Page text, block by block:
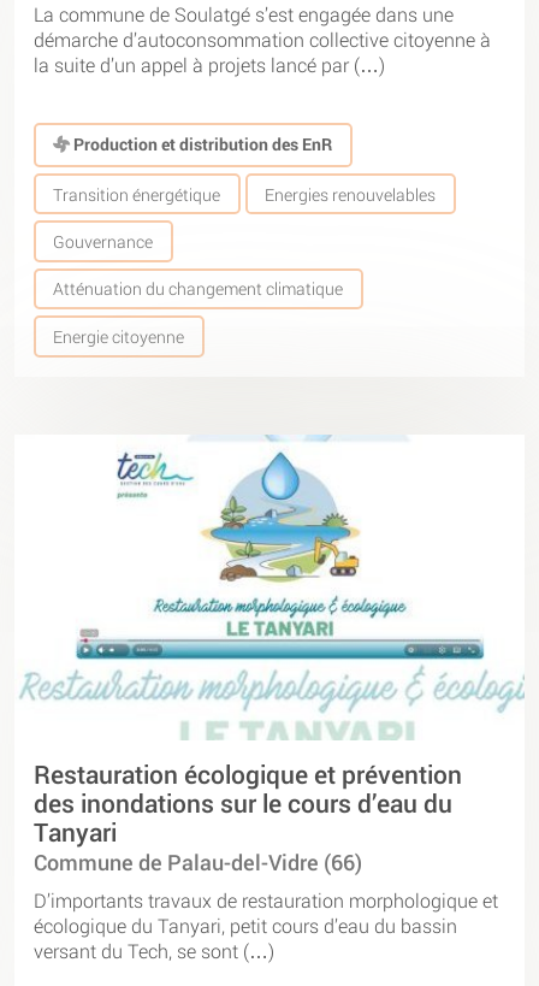
La commune de Soulatgé s’est engagée dans une
démarche d’autoconsommation collective citoyenne à
la suite d’un appel à projets lancé par (…)
Production et distribution des EnR
Transition énergétique Energies renouvelables
Gouvernance
Atténuation du changement climatique
Energie citoyenne
Restauration écologique et prévention
des inondations sur le cours d’eau du
Tanyari
Commune de Palau-del-Vidre (66)
D’importants travaux de restauration morphologique et
écologique du Tanyari, petit cours d’eau du bassin
versant du Tech, se sont (…)